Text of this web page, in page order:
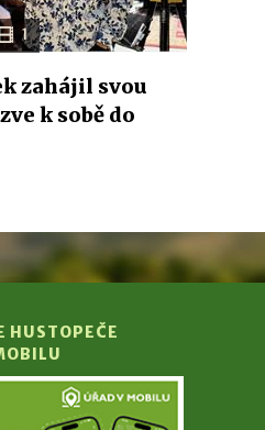
1
zahájil svou
k sobě do
HUSTOPEČE